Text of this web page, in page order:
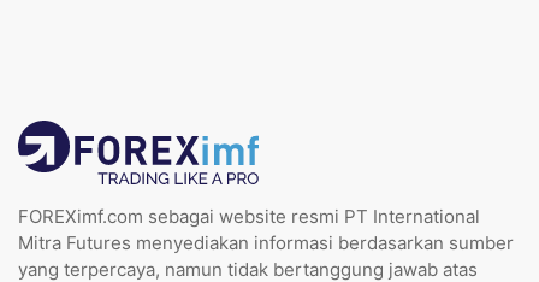
FOREXimf.com sebagai website resmi PT International
Mitra Futures menyediakan informasi berdasarkan sumber
yang terpercaya, namun tidak bertanggung jawab atas